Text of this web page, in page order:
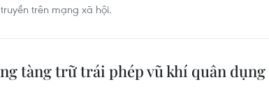
trên mạng xã hội.
tàng trữ trái phép vũ khí quân dụng